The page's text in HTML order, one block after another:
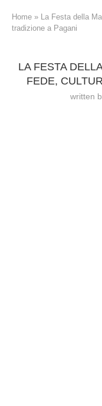
Home »
La Festa della
tradizione a Pagani
LA FESTA
FEDE,
written